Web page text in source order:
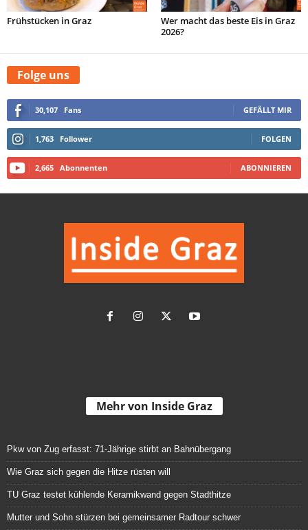
Frühstücken in Graz
Wer macht das beste Eis in Graz
2026?
Folge uns
30,107 Fans GEFÄLLT MIR
1,763 Follower FOLGEN
2,665 Abonnenten ABONNIEREN
Mehr von Inside Graz
Pkw von Zug erfasst: 71-Jährige stirbt an Bahnübergang
Wie Graz sich gegen die Hitze rüsten will
TU Graz testet kühlende Keramikwand gegen Stadthitze
Mutter und Sohn stürzen bei gemeinsamer Radtour schwer